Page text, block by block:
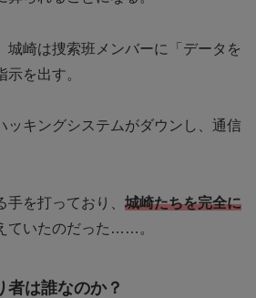
城崎は捜索班メンバーに「データを
を出す。
ッキングシステムがダウンし、通信
手を打っており、 城崎たちを完全に
ていたのだった……。
者は誰なのか？